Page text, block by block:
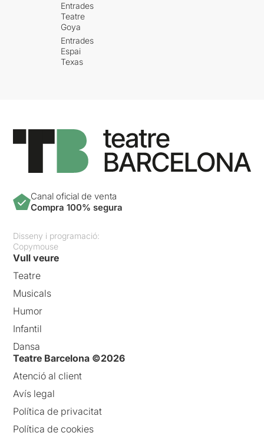
Entrades
Teatre
Goya
Entrades
Espai
Texas
Canal oficial de venta
Compra 100% segura
Disseny i programació:
Copymouse
Vull veure
Teatre
Musicals
Humor
Infantil
Dansa
Teatre Barcelona ©2026
Atenció al client
Avís legal
Política de privacitat
Política de cookies